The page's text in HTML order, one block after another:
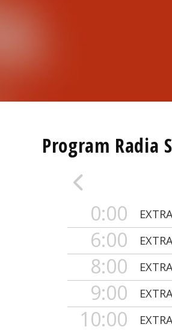
Program Radia
0:00
6:00
8:00
9:00
10:00